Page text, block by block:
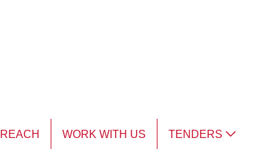
WORK WITH US TENDERS